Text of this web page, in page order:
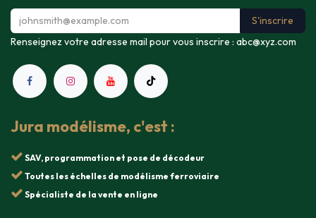
S'inscrire
Renseignez votre adresse mail pour vous inscrire : abc@xyz.com
Jura modélisme, c'est :
SAV, programmation et pose de décodeur
Toutes les échelles de modélisme ferroviaire
Spécialiste de la vente en ligne